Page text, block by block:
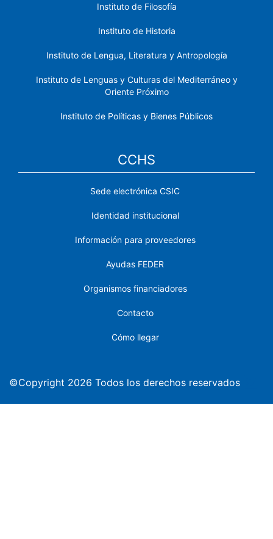
Instituto de Filosofía
Instituto de Historia
Instituto de Lengua, Literatura y Antropología
Instituto de Lenguas y Culturas del Mediterráneo y
Oriente Próximo
Instituto de Políticas y Bienes Públicos
CCHS
Sede electrónica CSIC
Identidad institucional
Información para proveedores
Ayudas FEDER
Organismos financiadores
Contacto
Cómo llegar
©Copyright 2026 Todos los derechos reservados